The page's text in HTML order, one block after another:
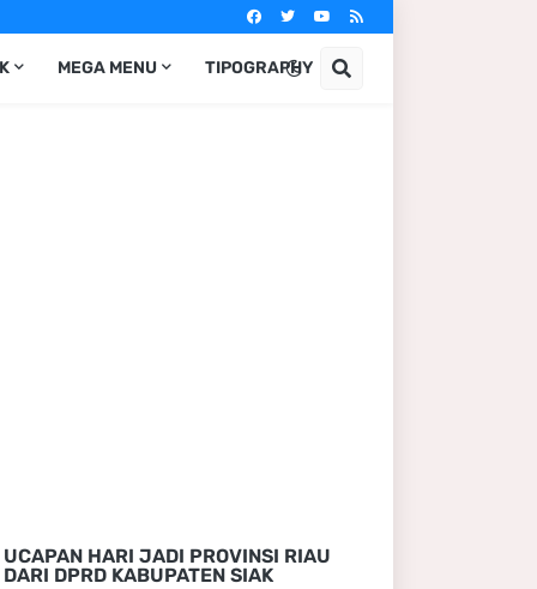
MEGA MENU TIPOGRAPHY
UCAPAN HARI JADI PROVINSI RIAU
DARI DPRD KABUPATEN SIAK